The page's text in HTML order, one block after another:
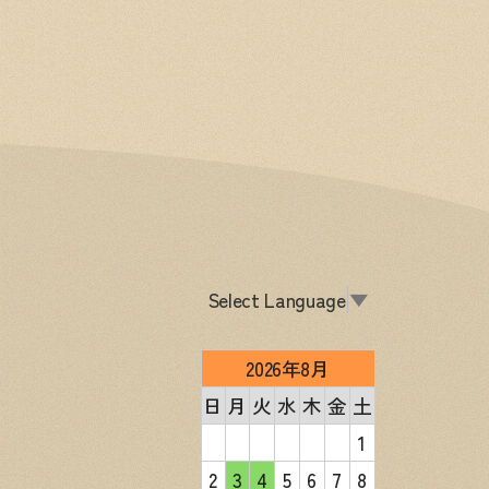
Select Language▼
2026年8月
日 月 火 水 木 金 土
1
2 3 4 5 6 7 8